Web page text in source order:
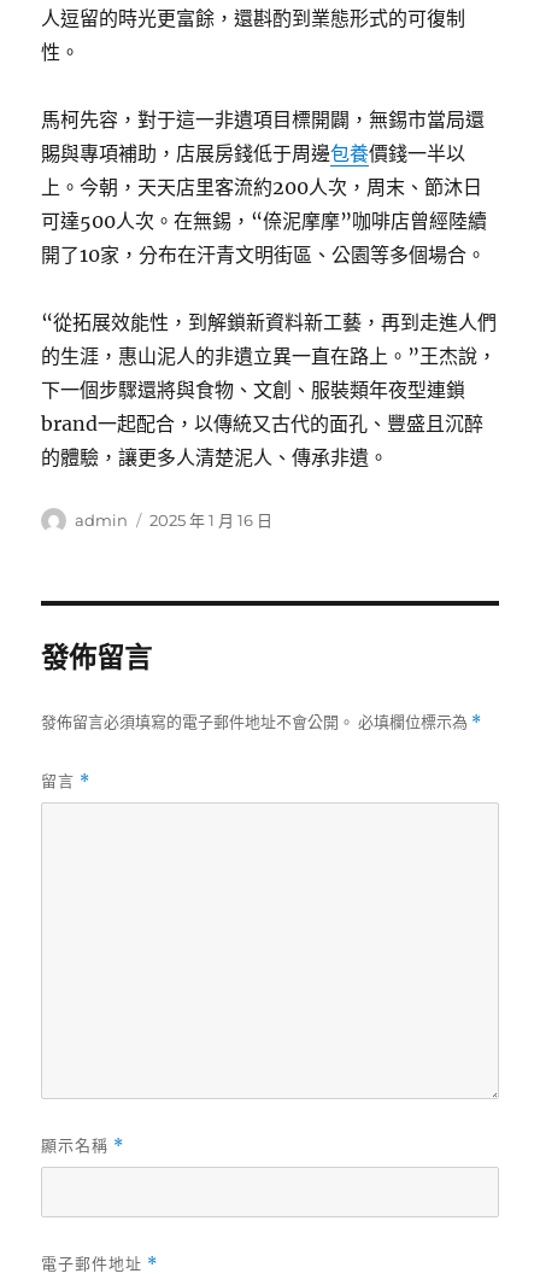
人逗留的時光更富餘，還斟酌到業態形式的可復制
性。
馬柯先容，對于這一非遺項目標開闢，無錫市當局還
賜與專項補助，店展房錢低于周邊包養價錢一半以
上。今朝，天天店里客流約200人次，周末、節沐日
可達500人次。在無錫，“倷泥摩摩”咖啡店曾經陸續
開了10家，分布在汗青文明街區、公園等多個場合。
“從拓展效能性，到解鎖新資料新工藝，再到走進人們
的生涯，惠山泥人的非遺立異一直在路上。”王杰說，
下一個步驟還將與食物、文創、服裝類年夜型連鎖
brand一起配合，以傳統又古代的面孔、豐盛且沉醉
的體驗，讓更多人清楚泥人、傳承非遺。
作
admin
發
2025 年 1 月 16 日
發佈留言
發佈留言必須填寫的電子郵件地址不會公開。 必填欄位標示為 *
留言 *
顯示名稱 *
電子郵件地址 *